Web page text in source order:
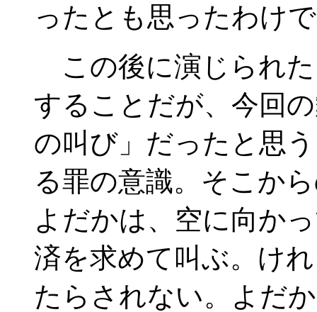
ったとも思ったわけ
この後に演じられ
することだが、今回
の叫び」だったと思
る罪の意識。そこか
よだかは、空に向か
済を求めて叫ぶ。け
たらされない。よだ